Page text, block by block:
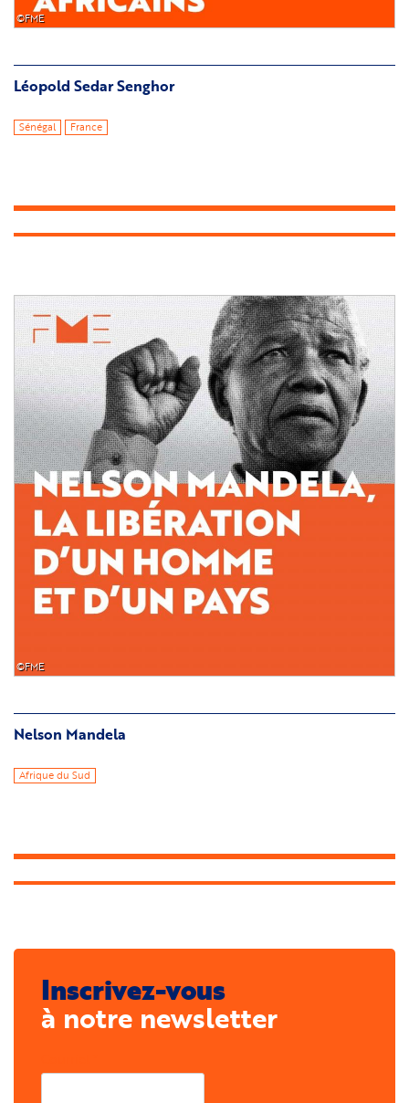
©FME
Léopold Sedar Senghor
Sénégal France
Image
©FME
Nelson Mandela
Afrique du Sud
Inscrivez-vous
à notre newsletter